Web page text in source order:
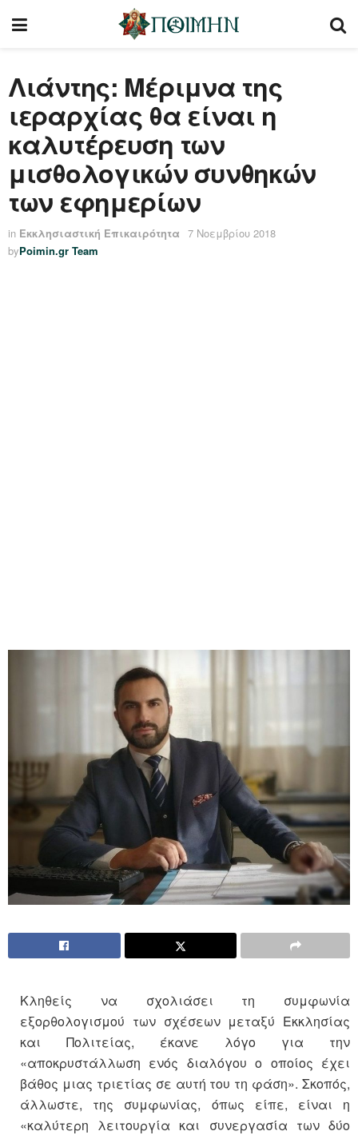
Λιάντης: Μέριμνα της
ιεραρχίας θα είναι η
καλυτέρευση των
μισθολογικών συνθηκών
των εφημερίων
in Εκκλησιαστική Επικαιρότητα 7 Νοεμβρίου 2018
byPoimin.gr Team
Κληθείς να σχολιάσει τη συμφωνία
εξορθολογισμού των σχέσεων μεταξύ Εκκλησίας
και Πολιτείας, έκανε λόγο για την
«αποκρυστάλλωση ενός διαλόγου ο οποίος έχει
βάθος μιας τριετίας σε αυτή του τη φάση». Σκοπός,
άλλωστε, της συμφωνίας, όπως είπε, είναι η
«καλύτερη λειτουργία και συνεργασία των δύο